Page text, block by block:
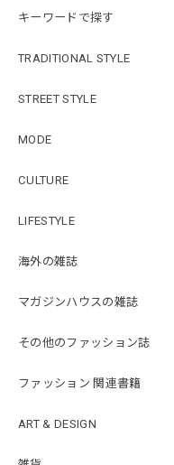
キーワードで探す
TRADITIONAL STYLE
STREET STYLE
MODE
CULTURE
LIFESTYLE
海外の雑誌
マガジンハウスの雑誌
その他のファッション誌
ファッション 関連書籍
ART & DESIGN